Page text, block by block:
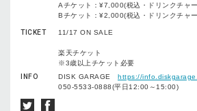
Aチケット：¥7,000(税込・ドリンクチャ
Bチケット：¥2,000(税込・ドリンクチャ
TICKET 11/17 ON SALE
楽天チケット
※3歳以上チケット必要
INFO
DISK GARAGE https://
050-5533-0888(平日12:00～15:00)